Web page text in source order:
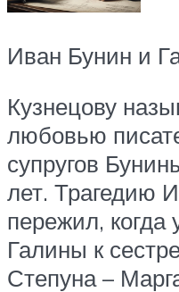
Иван Бунин и
Кузнецову
любовью
супругов
лет. Трагедию
пережил, когда
Галины к
Степуна –